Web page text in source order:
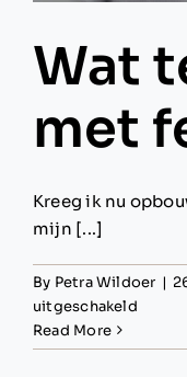
Wat
met
Kreeg ik nu
mijn [...]
By Petra Wildoer |
uitgeschakeldvoor
te
Read More